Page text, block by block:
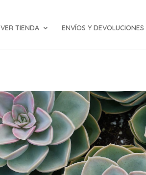
VER TIENDA ENVÍOS Y DEVOLUCIONES